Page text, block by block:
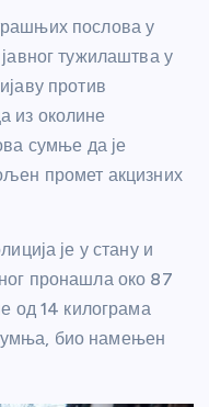
послова у
тужилаштва у
против
из околине
сумње да је
промет акцизних
је у стану и
пронашла око 87
од 14 килограма
био намењен